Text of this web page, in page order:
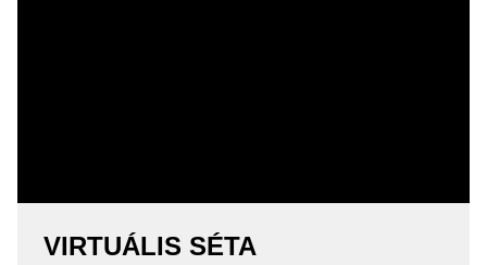
VIRTUÁLIS SÉTA